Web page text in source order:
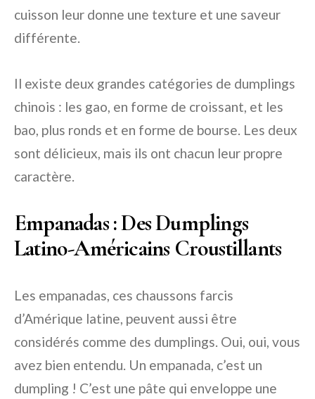
cuisson leur donne une texture et une saveur
différente.
Il existe deux grandes catégories de dumplings
chinois : les gao, en forme de croissant, et les
bao, plus ronds et en forme de bourse. Les deux
sont délicieux, mais ils ont chacun leur propre
caractère.
Empanadas : Des Dumplings
Latino-Américains Croustillants
Les empanadas, ces chaussons farcis
d’Amérique latine, peuvent aussi être
considérés comme des dumplings. Oui, oui, vous
avez bien entendu. Un empanada, c’est un
dumpling ! C’est une pâte qui enveloppe une